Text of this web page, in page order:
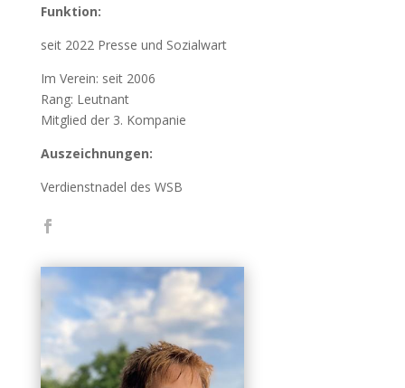
Funktion:
seit 2022 Presse und Sozialwart
Im Verein: seit 2006
Rang: Leutnant
Mitglied der 3. Kompanie
Auszeichnungen:
Verdienstnadel des WSB